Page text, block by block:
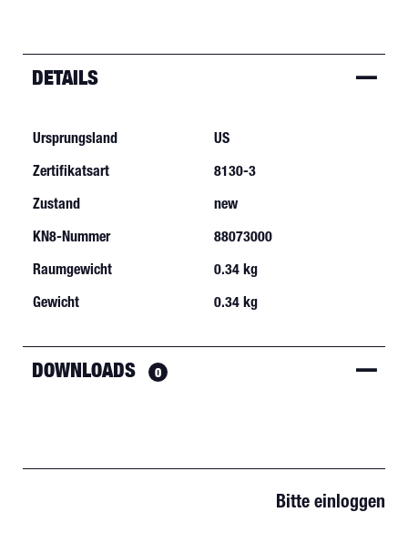
DETAILS
Ursprungsland
US
Zertifikatsart
8130-3
Zustand
new
KN8-Nummer
88073000
Raumgewicht
0.34 kg
Gewicht
0.34 kg
DOWNLOADS 0
Bitte einloggen